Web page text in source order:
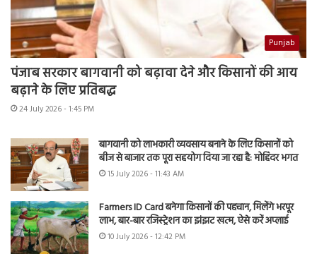
Punjab
पंजाब सरकार बागवानी को बढ़ावा देने और किसानों की आय
बढ़ाने के लिए प्रतिबद्ध
24 July 2026 - 1:45 PM
बागवानी को लाभकारी व्यवसाय बनाने के लिए किसानों को
बीज से बाजार तक पूरा सहयोग दिया जा रहा है: मोहिंदर भगत
15 July 2026 - 11:43 AM
Farmers ID Card बनेगा किसानों की पहचान, मिलेंगे भरपूर
लाभ, बार-बार रजिस्ट्रेशन का झंझट खत्म, ऐसे करें अप्लाई
10 July 2026 - 12:42 PM